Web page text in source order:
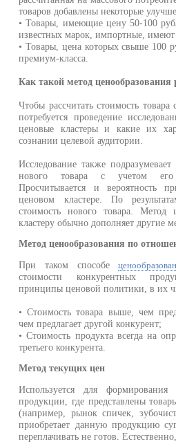
товаров добавлены некоторые
• Товары, имеющие цену 50-100
известных марок, импортные, имеют
• Товары, цена которых свыше 100
премиум-класса.
Как такой метод ценообразования
Чтобы рассчитать стоимость
потребуется проведение
ценовые кластеры и какие их
сознании целевой аудитории.
Исследование также
нового товара с учетом его
Просчитывается и вероятность
ценовом кластере. По
стоимость нового товара. Метод
кластеру обычно дополняет другие
Метод ценообразования по
При таком способе
стоимости конкурентных
принципы ценовой политики, в их
• Стоимость товара выше, чем
чем предлагает другой конкурент;
• Стоимость продукта всегда на
третьего конкурента.
Метод текущих цен
Используется для
продукции, где представлены
(например, рынок спичек,
приобретает данную продукцию
переплачивать не готов.